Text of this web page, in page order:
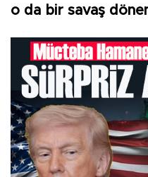
o da bir savaş